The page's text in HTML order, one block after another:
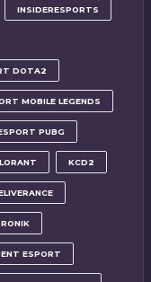
INSIDERESPORTS
DOTA2
MOBILE LEGENDS
PUBG
KCD2
ESPORT